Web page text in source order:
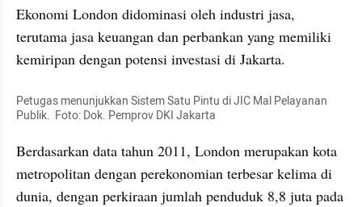
Ekonomi London didominasi oleh industri jasa,
terutama jasa keuangan dan perbankan yang memiliki
kemiripan dengan potensi investasi di Jakarta.
Petugas menunjukkan Sistem Satu Pintu di JIC Mal Pelayanan
Publik.  Foto: Dok. Pemprov DKI Jakarta
Berdasarkan data tahun 2011, London merupakan kota
metropolitan dengan perekonomian terbesar kelima di
dunia, dengan perkiraan jumlah penduduk 8,8 juta pada